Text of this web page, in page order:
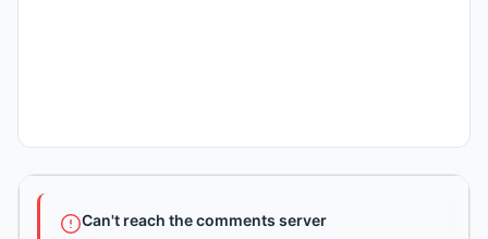
Can't reach the comments server